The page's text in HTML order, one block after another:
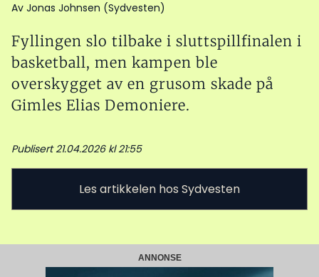
Av Jonas Johnsen (Sydvesten)
Fyllingen slo tilbake i sluttspillfinalen i
basketball, men kampen ble
overskygget av en grusom skade på
Gimles Elias Demoniere.
Publisert 21.04.2026 kl 21:55
Les artikkelen hos Sydvesten
ANNONSE